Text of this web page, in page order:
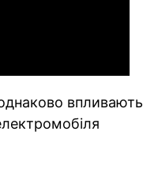
впливають